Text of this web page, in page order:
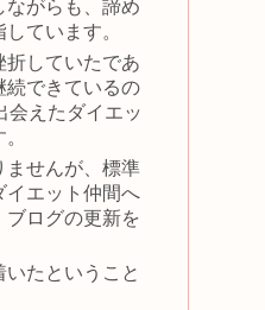
ながらも、諦め
ています。
折していたであ
続できているの
会えたダイエッ
ませんが、標準
イエット仲間へ
ブログの更新を
たということ